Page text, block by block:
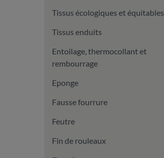
Tissus écologiques et équitables
Tissus enduits
Entoilage, thermocollant et
rembourrage
Eponge
Fausse fourrure
Feutre
Fin de rouleaux